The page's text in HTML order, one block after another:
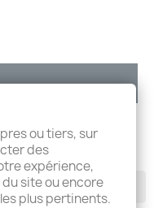
le moment
seront affichés ici au
ou tiers, sur
des
expérience,
site ou encore
plus pertinents.